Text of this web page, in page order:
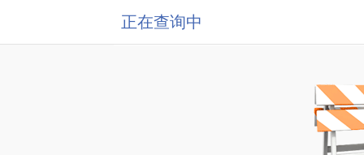
正在查询中